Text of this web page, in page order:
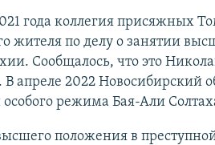
года коллегия присяжных
жителя по делу о занятии
Сообщалось, что это
апреле 2022 Новосибирский
режима Бая-Али
положения в